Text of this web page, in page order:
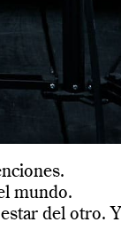
mundo.
del otro. Y